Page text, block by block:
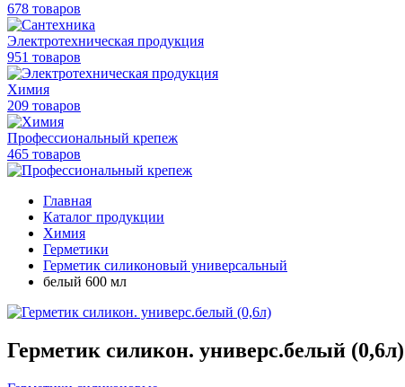
678 товаров
Электротехническая продукция
951 товаров
Химия
209 товаров
Профессиональный крепеж
465 товаров
Главная
Каталог продукции
Химия
Герметики
Герметик силиконовый универсальный
белый 600 мл
Герметик силикон. универс.белый (0,6л)